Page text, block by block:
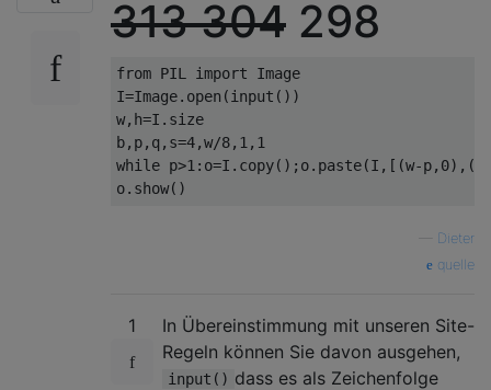
313304 298
from PIL import
Image
I=Image. open (input ())
w, h=I . size
b, p, q , s=4,w/8, 1 , 1
while p>1 : o=I . copy(); o. paste(I ,[(w-p, 0),(
o. show()
Dieter
quelle
1
In Übereinstimmung mit unseren Site-
Regeln können Sie davon ausgehen,
input() dass es als Zeichenfolge